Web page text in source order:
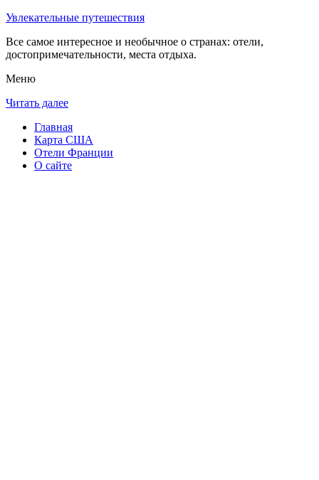
Увлекательные путешествия
Все самое интересное и необычное о странах: отели,
достопримечательности, места отдыха.
Меню
Читать далее
Главная
Карта США
Отели Франции
О сайте